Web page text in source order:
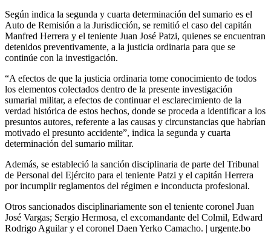
Según indica la segunda y cuarta determinación del sumario es el
Auto de Remisión a la Jurisdicción, se remitió el caso del capitán
Manfred Herrera y el teniente Juan José Patzi, quienes se encuentran
detenidos preventivamente, a la justicia ordinaria para que se
continúe con la investigación.
“A efectos de que la justicia ordinaria tome conocimiento de todos
los elementos colectados dentro de la presente investigación
sumarial militar, a efectos de continuar el esclarecimiento de la
verdad histórica de estos hechos, donde se proceda a identificar a los
presuntos autores, referente a las causas y circunstancias que habrían
motivado el presunto accidente”, indica la segunda y cuarta
determinación del sumario militar.
Además, se estableció la sanción disciplinaria de parte del Tribunal
de Personal del Ejército para el teniente Patzi y el capitán Herrera
por incumplir reglamentos del régimen e inconducta profesional.
Otros sancionados disciplinariamente son el teniente coronel Juan
José Vargas; Sergio Hermosa, el excomandante del Colmil, Edward
Rodrigo Aguilar y el coronel Daen Yerko Camacho. | urgente.bo